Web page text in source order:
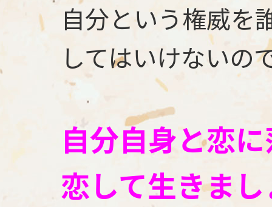
自分という権威を
してはいけないの
自分自身と恋
恋して生きま